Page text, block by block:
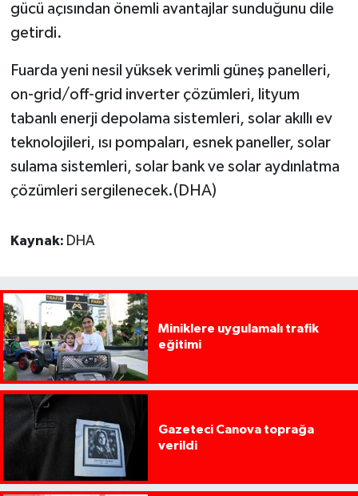
gücü açısından önemli avantajlar sunduğunu dile
getirdi.
Fuarda yeni nesil yüksek verimli güneş panelleri,
on-grid/off-grid inverter çözümleri, lityum
tabanlı enerji depolama sistemleri, solar akıllı ev
teknolojileri, ısı pompaları, esnek paneller, solar
sulama sistemleri, solar bank ve solar aydınlatma
çözümleri sergilenecek.(DHA)
Kaynak: DHA
Miniklere uygulamalı trafik
eğitimi
Gazeteci Canova toprağa
verildi